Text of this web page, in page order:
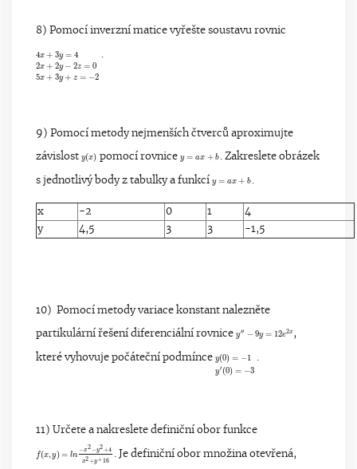
8) Pomocí inverzní matice vyřešte soustavu rovnic
4x + 3y = 4
2x + 2y − 2z = 0
5x + 3y + z = −2
4x+3 4.
9) Pomocí metody nejmenších čtverců aproximujte
závislost y(x)
y(x)
pomocí rovnicey = ax + b
y=ax+b
. Zakreslete obrázek
s jednotlivý body z tabulky a funkcí y = ax + b
y=ax+
.
x -2 0 1
4
y
4,5 3 3 -1,5
10) Pomocí metody variace konstant nalezněte
partikulární řešení diferenciální rovnice y′′ −9y = 12e2x
y ″−9y=,
které vyhovuje počáteční podmínce y(0) = −1
y′ (0) = −3
y(0) =.
11) Určete a nakreslete definiční obor funkce
f(x, y) = ln
−x2 −y2+4
x2+y+16
f(x,y)=ln−x2−y2+4x2+y+16
. Je definiční obor množina otevřená,